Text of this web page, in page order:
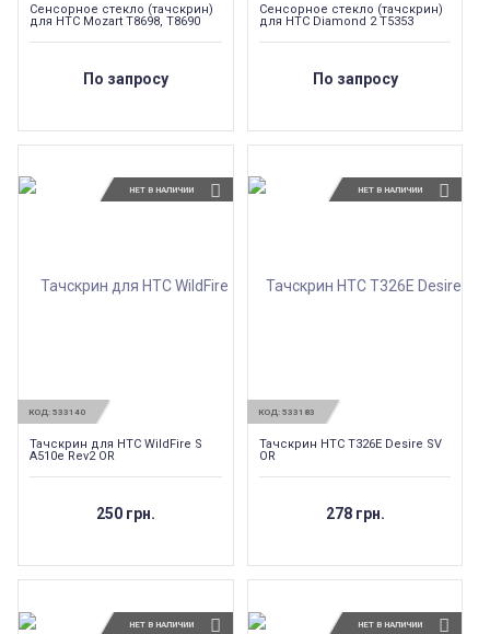
Сенсорное стекло (тачскрин)
для HTC Mozart T8698, T8690
По запросу
Сенсорное стекло (тачскрин)
для HTC Diamond 2 T5353
По запросу
НЕТ В НАЛИЧИИ
КОД: 533140
Тачскрин для HTC WildFire S
A510e Rev2 OR
250 грн.
НЕТ В НАЛИЧИИ
КОД: 533183
Тачскрин HTC T326E Desire SV
OR
278 грн.
НЕТ В НАЛИЧИИ НЕТ В НАЛИЧИИ